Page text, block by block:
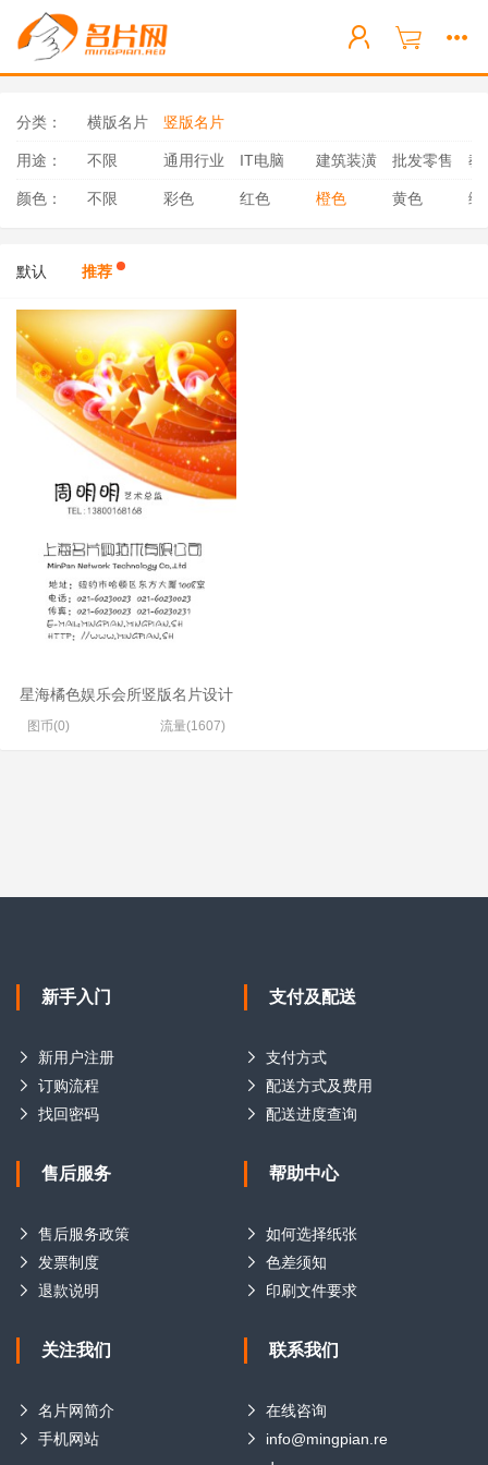
分类： 横版名片 竖版名片
用途： 不限 通用行业 IT电脑 建筑装潢 批发零售 教
颜色： 不限 彩色 红色 橙色 黄色 绿
默认 推荐
星海橘色娱乐会所竖版名片设计
图币(0) 流量(1607)
新手入门
新用户注册
订购流程
找回密码
支付及配送
支付方式
配送方式及费用
配送进度查询
售后服务
售后服务政策
发票制度
退款说明
帮助中心
如何选择纸张
色差须知
印刷文件要求
关注我们
名片网简介
手机网站
联系我们
在线咨询
info@mingpian.re